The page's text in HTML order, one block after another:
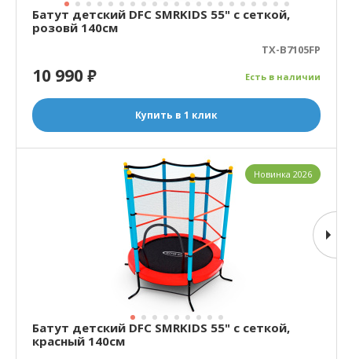
Батут детский DFC SMRKIDS 55" с сеткой,
розовй 140см
TX-B7105FP
Есть в наличии
10 990₽
Купить в 1 клик
Батут детский DFC SMRKIDS 55" с сеткой,
красный 140см
Новинка 2026